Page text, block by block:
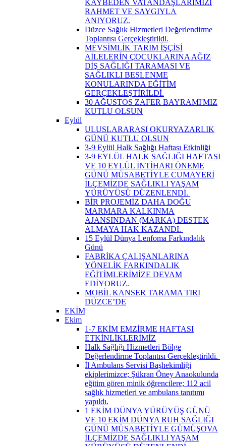
KAYBEDEN VATANDAŞLARIMIZI
RAHMET VE SAYGIYLA
ANIYORUZ.
Düzce Sağlık Hizmetleri Değerlendirme
Toplantısı Gerçekleştirildi.
MEVSİMLİK TARIM İŞÇİSİ
AİLELERİN ÇOCUKLARINA AĞIZ
DİŞ SAĞLIĞI TARAMASI VE
SAĞLIKLI BESLENME
KONULARINDA EĞİTİM
GERÇEKLEŞTİRİLDİ.
30 AĞUSTOS ZAFER BAYRAMI'MIZ
KUTLU OLSUN
Eylül
ULUSLARARASI OKURYAZARLIK
GÜNÜ KUTLU OLSUN
3-9 Eylül Halk Sağlığı Haftası Etkinliği
3-9 EYLÜL HALK SAĞLIĞI HAFTASI
VE 10 EYLÜL İNTİHARI ÖNEME
GÜNÜ MÜSABETİYLE CUMAYERİ
İLÇEMİZDE SAĞLIKLI YAŞAM
YÜRÜYÜŞÜ DÜZENLENDİ. ​
BİR PROJEMİZ DAHA DOĞU
MARMARA KALKINMA
AJANSINDAN (MARKA) DESTEK
ALMAYA HAK KAZANDI. ​
15 Eylül Dünya Lenfoma Farkındalık
Günü
FABRİKA ÇALIŞANLARINA
YÖNELİK FARKINDALIK
EĞİTİMLERİMİZE DEVAM
EDİYORUZ.
MOBİL KANSER TARAMA TIRI
DÜZCE’DE
EKİM
Ekim
1-7 EKİM EMZİRME HAFTASI
ETKİNLİKLERİMİZ
Halk Sağlığı Hizmetleri Bölge
Değerlendirme Toplantısı Gerçekleştirildi. ​
İl Ambulans Servisi Başhekimliği
ekiplerimizce; Şükran Öney Anaokulunda
eğitim gören minik öğrencilere; 112 acil
sağlık hizmetleri ve ambulans tanıtımı
yapıldı.
1 EKİM DÜNYA YÜRÜYÜŞ GÜNÜ
VE 10 EKİM DÜNYA RUH SAĞLIĞI
GÜNÜ MÜSABETİYLE GÜMÜŞOVA
İLÇEMİZDE SAĞLIKLI YAŞAM